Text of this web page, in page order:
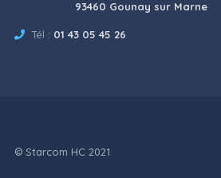
93460 Gounay sur Marne
Tél : 01 43 05 45 26
© Starcom HC 2021